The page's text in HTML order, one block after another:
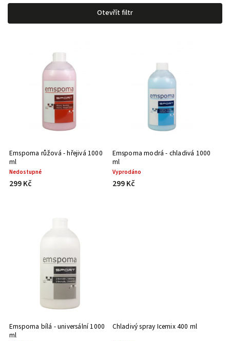
Nejlevnější
Nejdražší
Abecedně
Otevřít filtr
Emspoma růžová - hřejivá 1000
ml
Nedostupné
299 Kč
Emspoma modrá - chladivá 1000
ml
Vyprodáno
299 Kč
Emspoma bílá - universální 1000
ml
Chladivý spray Icemix 400 ml